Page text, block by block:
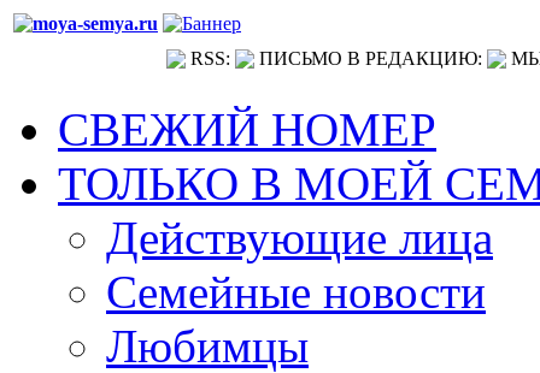
RSS: ПИСЬМО В РЕДАКЦИЮ:
СВЕЖИЙ НОМЕР
ТОЛЬКО В МОЕЙ
Действующие лица
Семейные новости
Любимцы